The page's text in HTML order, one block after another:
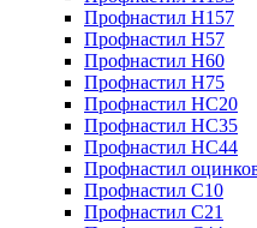
Профнастил Н157
Профнастил Н57
Профнастил Н60
Профнастил Н75
Профнастил НС20
Профнастил НС35
Профнастил НС44
Профнастил
Профнастил С10
Профнастил С21